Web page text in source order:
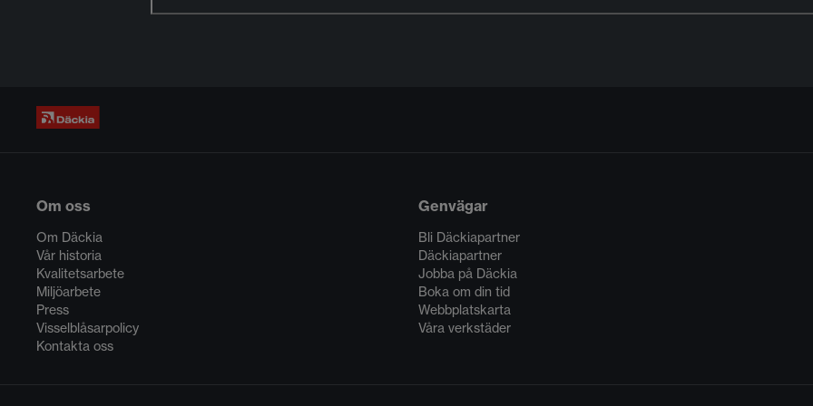
Om oss
Om Däckia
Vår historia
Kvalitetsarbete
Miljöarbete
Press
Visselblåsarpolicy
Kontakta oss
Genvägar
Bli Däckiapartner
Däckiapartner
Jobba på Däckia
Boka om din tid
Webbplatskarta
Våra verkstäder